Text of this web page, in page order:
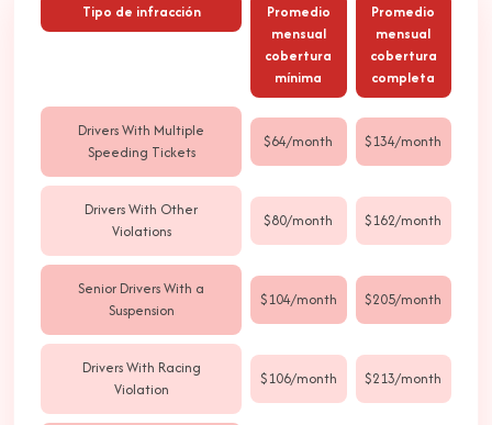
Tipo de infracción
Promedio
mensual
cobertura
mínima
Promedio
mensual
cobertura
completa
Drivers With Multiple
Speeding Tickets
$64/month $134/month
Drivers With Other
Violations
$80/month $162/month
Senior Drivers With a
Suspension
$104/month $205/month
Drivers With Racing
Violation
$106/month $213/month